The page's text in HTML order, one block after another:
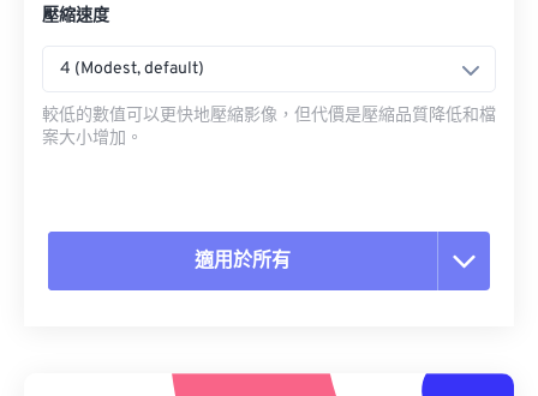
壓縮速度
4 (Modest, default)
較低的數值可以更快地壓縮影像，但代價是壓縮品質降低和檔
案大小增加。
適用於所有